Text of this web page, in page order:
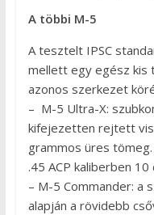
A többi M-5
A tesztelt IPSC
mellett egy egész kis
azonos szerkezet
– M-5 Ultra-X:
kifejezetten rejtett
grammos üres
.45 ACP kaliberben
– M-5 Commander: a
alapján a rövidebb